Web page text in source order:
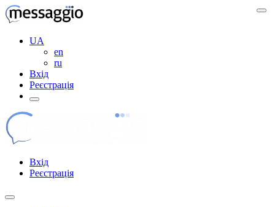
UA
en
ru
Вхід
Реєстрація
Вхід
Реєстрація